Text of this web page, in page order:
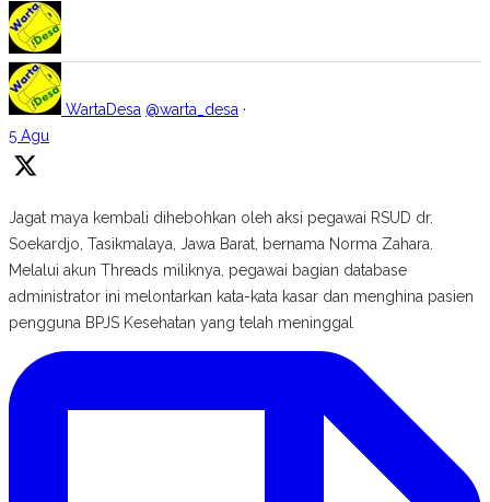
WartaDesa @warta_desa ·
5 Agu
Jagat maya kembali dihebohkan oleh aksi pegawai RSUD dr.
Soekardjo, Tasikmalaya, Jawa Barat, bernama Norma Zahara.
Melalui akun Threads miliknya, pegawai bagian database
administrator ini melontarkan kata-kata kasar dan menghina pasien
pengguna BPJS Kesehatan yang telah meninggal